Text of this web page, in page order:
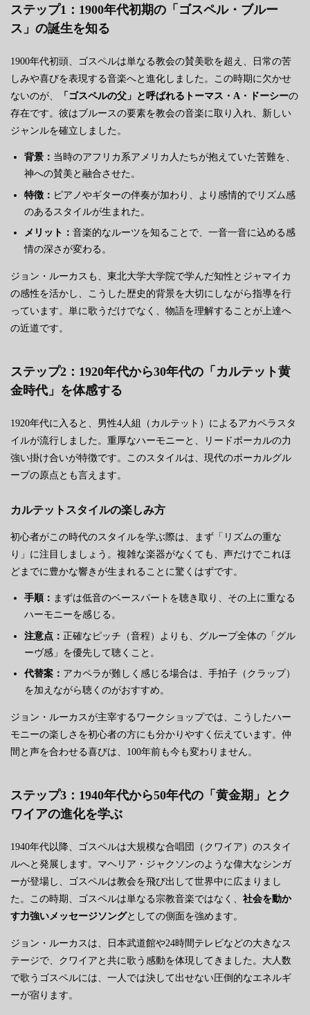
ステップ1：1900年代初期の「ゴスペル・ブルー
ス」の誕生を知る
1900年代初頭、ゴスペルは単なる教会の賛美歌を超え、日常の苦
しみや喜びを表現する音楽へと進化しました。この時期に欠かせ
ないのが、
「ゴスペルの父」と呼ばれるトーマス・A・ドーシーの
存在です。彼はブルースの要素を教会の音楽に取り入れ、新しい
ジャンルを確立しました。
背景： 当時のアフリカ系アメリカ人たちが抱えていた苦難を、
神への賛美と融合させた。
特徴： ピアノやギターの伴奏が加わり、より感情的でリズム感
のあるスタイルが生まれた。
メリット： 音楽的なルーツを知ることで、一音一音に込める感
情の深さが変わる。
ジョン・ルーカスも、東北大学大学院で学んだ知性とジャマイカ
の感性を活かし、こうした歴史的背景を大切にしながら指導を行
っています。単に歌うだけでなく、物語を理解することが上達へ
の近道です。
ステップ2：1920年代から30年代の「カルテット黄
金時代」を体感する
1920年代に入ると、男性4人組（カルテット）によるアカペラスタ
イルが流行しました。重厚なハーモニーと、リードボーカルの力
強い掛け合いが特徴です。このスタイルは、現代のボーカルグル
ープの原点とも言えます。
カルテットスタイルの楽しみ方
初心者がこの時代のスタイルを学ぶ際は、まず「リズムの重な
り」に注目しましょう。複雑な楽器がなくても、声だけでこれほ
どまでに豊かな響きが生まれることに驚くはずです。
手順： まずは低音のベースパートを聴き取り、その上に重なる
ハーモニーを感じる。
注意点： 正確なピッチ（音程）よりも、グループ全体の「グル
ーヴ感」を優先して聴くこと。
代替案： アカペラが難しく感じる場合は、手拍子（クラップ）
を加えながら聴くのがおすすめ。
ジョン・ルーカスが主宰するワークショップでは、こうしたハー
モニーの楽しさを初心者の方にも分かりやすく伝えています。仲
間と声を合わせる喜びは、100年前も今も変わりません。
ステップ3：1940年代から50年代の「黄金期」とク
ワイアの進化を学ぶ
1940年代以降、ゴスペルは大規模な合唱団（クワイア）のスタイ
ルへと発展します。マヘリア・ジャクソンのような偉大なシンガ
ーが登場し、ゴスペルは教会を飛び出して世界中に広まりまし
た。この時期、ゴスペルは単なる宗教音楽ではなく、 社会を動か
す力強いメッセージソングとしての側面を強めます。
ジョン・ルーカスは、日本武道館や24時間テレビなどの大きなス
テージで、クワイアと共に歌う感動を体現してきました。大人数
で歌うゴスペルには、一人では決して出せない圧倒的なエネルギ
ーが宿ります。